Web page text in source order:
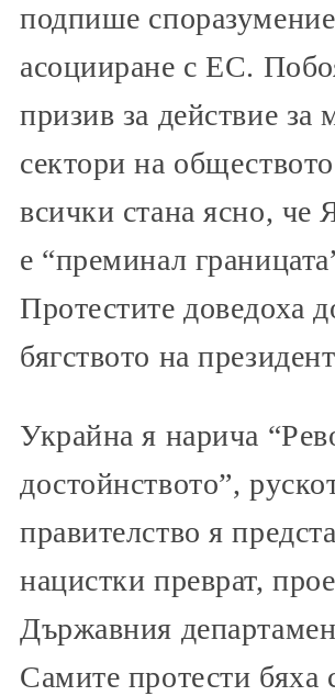
подпише
асоцииране с ЕС.
призив за действие за
сектори на
всички стана ясно, че
е “преминал
Протестите доведоха
бягството на
Украйна я нарича
достойнството”,
правителство я
нацистки преврат,
Държавния
Самите протести бяха